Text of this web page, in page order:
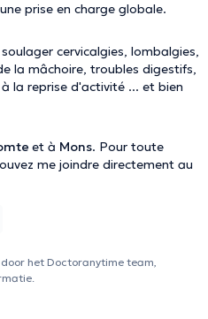
prise en charge globale.
cervicalgies, lombalgies,
la mâchoire, troubles digestifs,
la reprise d'activité ... et bien
et à Mons. Pour toute
me joindre directement au
het Doctoranytime team,